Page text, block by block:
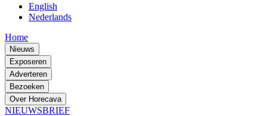
English
Nederlands
Home
Nieuws
Exposeren
Adverteren
Bezoeken
Over Horecava
NIEUWSBRIEF